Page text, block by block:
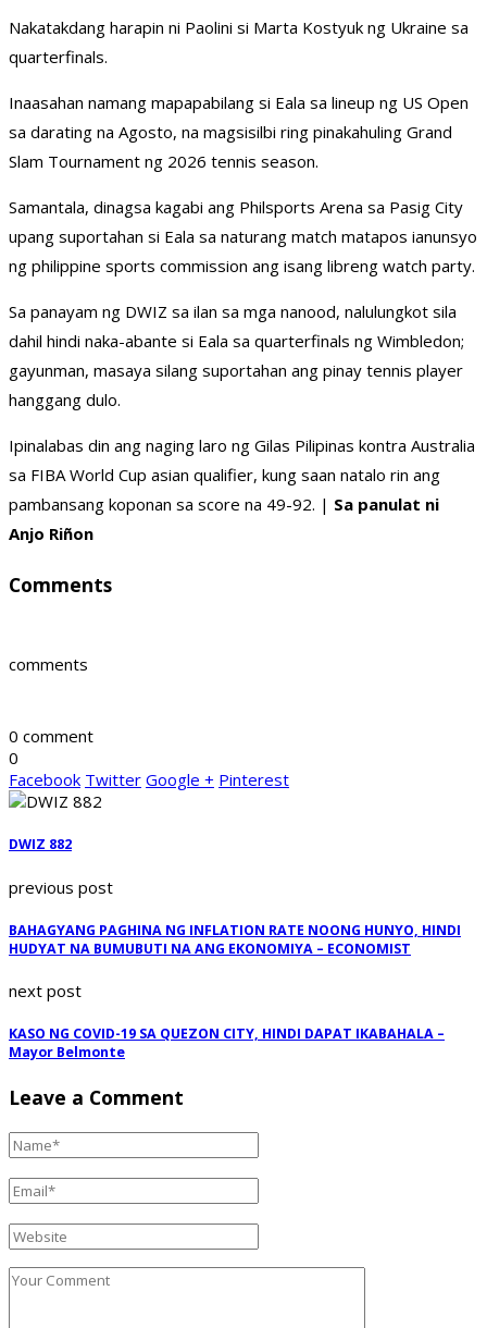
Nakatakdang harapin ni Paolini si Marta Kostyuk ng Ukraine sa
quarterfinals.
Inaasahan namang mapapabilang si Eala sa lineup ng US Open
sa darating na Agosto, na magsisilbi ring pinakahuling Grand
Slam Tournament ng 2026 tennis season.
Samantala, dinagsa kagabi ang Philsports Arena sa Pasig City
upang suportahan si Eala sa naturang match matapos ianunsyo
ng philippine sports commission ang isang libreng watch party.
Sa panayam ng DWIZ sa ilan sa mga nanood, nalulungkot sila
dahil hindi naka-abante si Eala sa quarterfinals ng Wimbledon;
gayunman, masaya silang suportahan ang pinay tennis player
hanggang dulo.
Ipinalabas din ang naging laro ng Gilas Pilipinas kontra Australia
sa FIBA World Cup asian qualifier, kung saan natalo rin ang
pambansang koponan sa score na 49-92. | Sa panulat ni
Anjo Riñon
Comments
comments
0 comment
0
Facebook Twitter Google + Pinterest
DWIZ 882
previous post
BAHAGYANG PAGHINA NG INFLATION RATE NOONG HUNYO, HINDI
HUDYAT NA BUMUBUTI NA ANG EKONOMIYA – ECONOMIST
next post
KASO NG COVID-19 SA QUEZON CITY, HINDI DAPAT IKABAHALA –
Mayor Belmonte
Leave a Comment